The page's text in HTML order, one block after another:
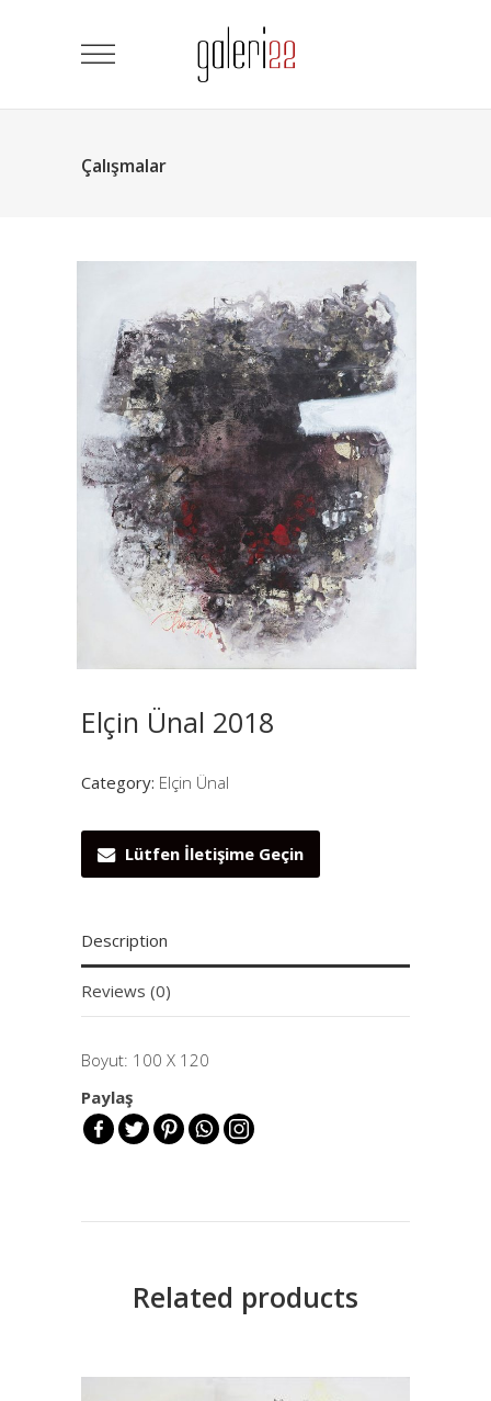
Çalışmalar
Elçin Ünal 2018
Category: Elçin Ünal
Lütfen İletişime Geçin
Description
Reviews (0)
Boyut: 100 X 120
Paylaş
Related products